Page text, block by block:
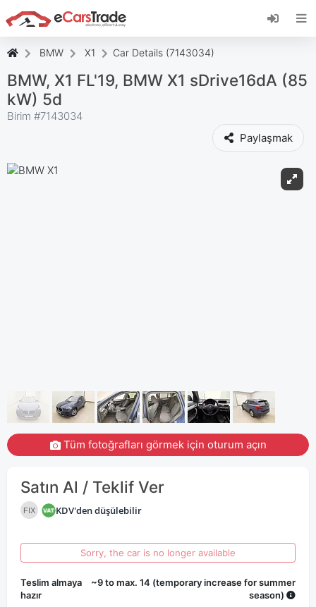
eCarsTrade web uygulamasını yükleyin, Ana
Ekranınıza ekleyin ve anında güncellemeler alın.
Düzenlemek
BMW X1 Car Details (7143034)
BMW, X1 FL'19, BMW X1 sDrive16dA (85
kW) 5d
Birim #7143034
Paylaşmak
Tüm fotoğrafları görmek için oturum açın
Satın Al / Teklif Ver
FIX KDV'den düşülebilir
Sorry, the car is no longer available
Teslim almaya
hazır
~9 to max. 14 (temporary increase for summer
season)